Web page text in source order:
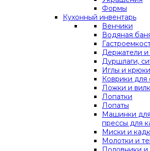
Формы
Кухонный инвентарь
Венчики
Водяная
Держатели и
Дуршлаги,
Иглы и крюки
Коврики для
Ложки и
Лопатки
Лопаты
Машинки
прессы для
Миски и
Молотки и